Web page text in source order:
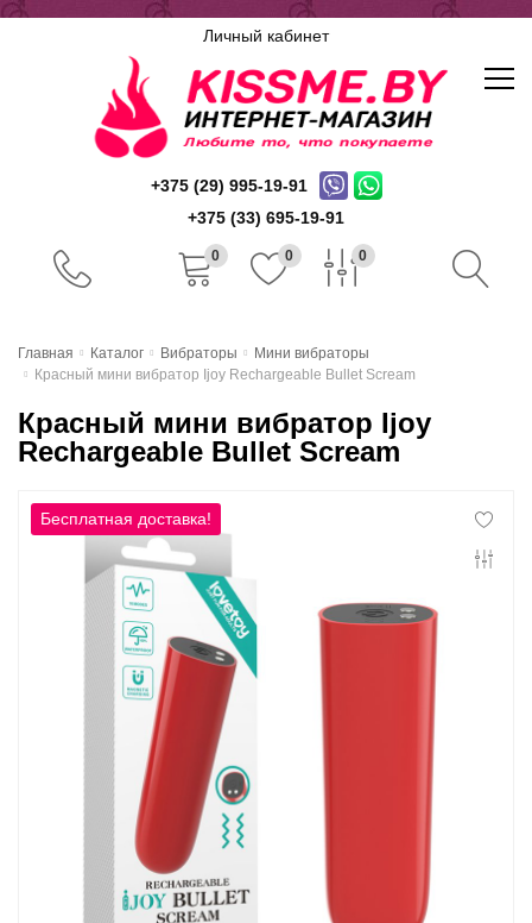
Личный кабинет
+375 (29) 995-19-91
+375 (33) 695-19-91
0 0 0
Доставка и оплата
Контакты
Конфиденциальность
Гарантии и возврат
Беспроцентная рассрочка
Главная Каталог Вибраторы
Мини вибраторы
Красный мини вибратор Ijoy Rechargeable Bullet Scream
Красный мини вибратор Ijoy
Rechargeable Bullet Scream